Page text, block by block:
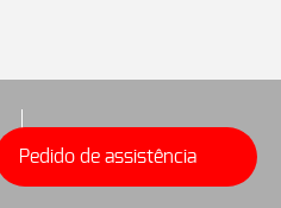
Pedido de assistência